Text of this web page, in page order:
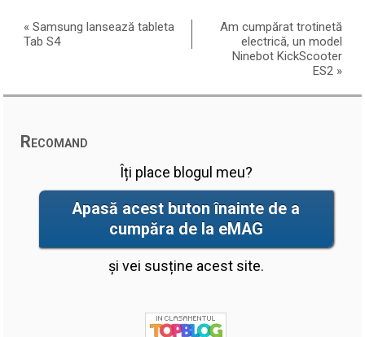
«Samsung lansează tableta
Tab S4
Am cumpărat trotinetă
electrică, un model
Ninebot KickScooter
ES2 »
Recomand
Îți place blogul meu?
Apasă acest buton înainte de a
cumpăra de la eMAG
și vei susține acest site.